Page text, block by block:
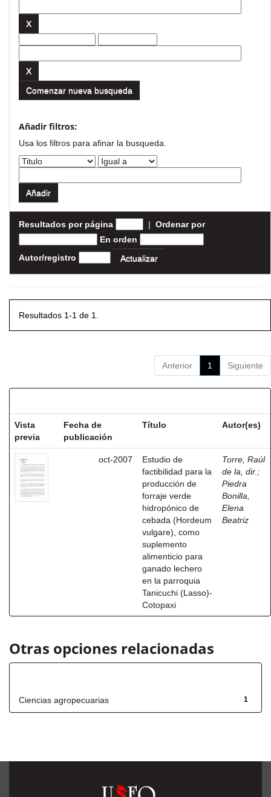
Comenzar nueva busqueda
Añadir filtros:
Usa los filtros para afinar la busqueda.
Resultados por página | Ordenar por
En orden
Autor/registro
Resultados 1-1 de 1.
Anterior 1 Siguiente
Vista
previa
Fecha de
publicación
Título Autor(es)
oct-2007
Estudio de
factibilidad para la
producción de
forraje verde
hidropónico de
cebada (Hordeum
vulgare), como
suplemento
alimenticio para
ganado lechero
en la parroquia
Tanicuchi (Lasso)-
Cotopaxi
Torre, Raúl
de la, dir. ;
Piedra
Bonilla,
Elena
Beatriz
Otras opciones relacionadas
1
Ciencias agropecuarias